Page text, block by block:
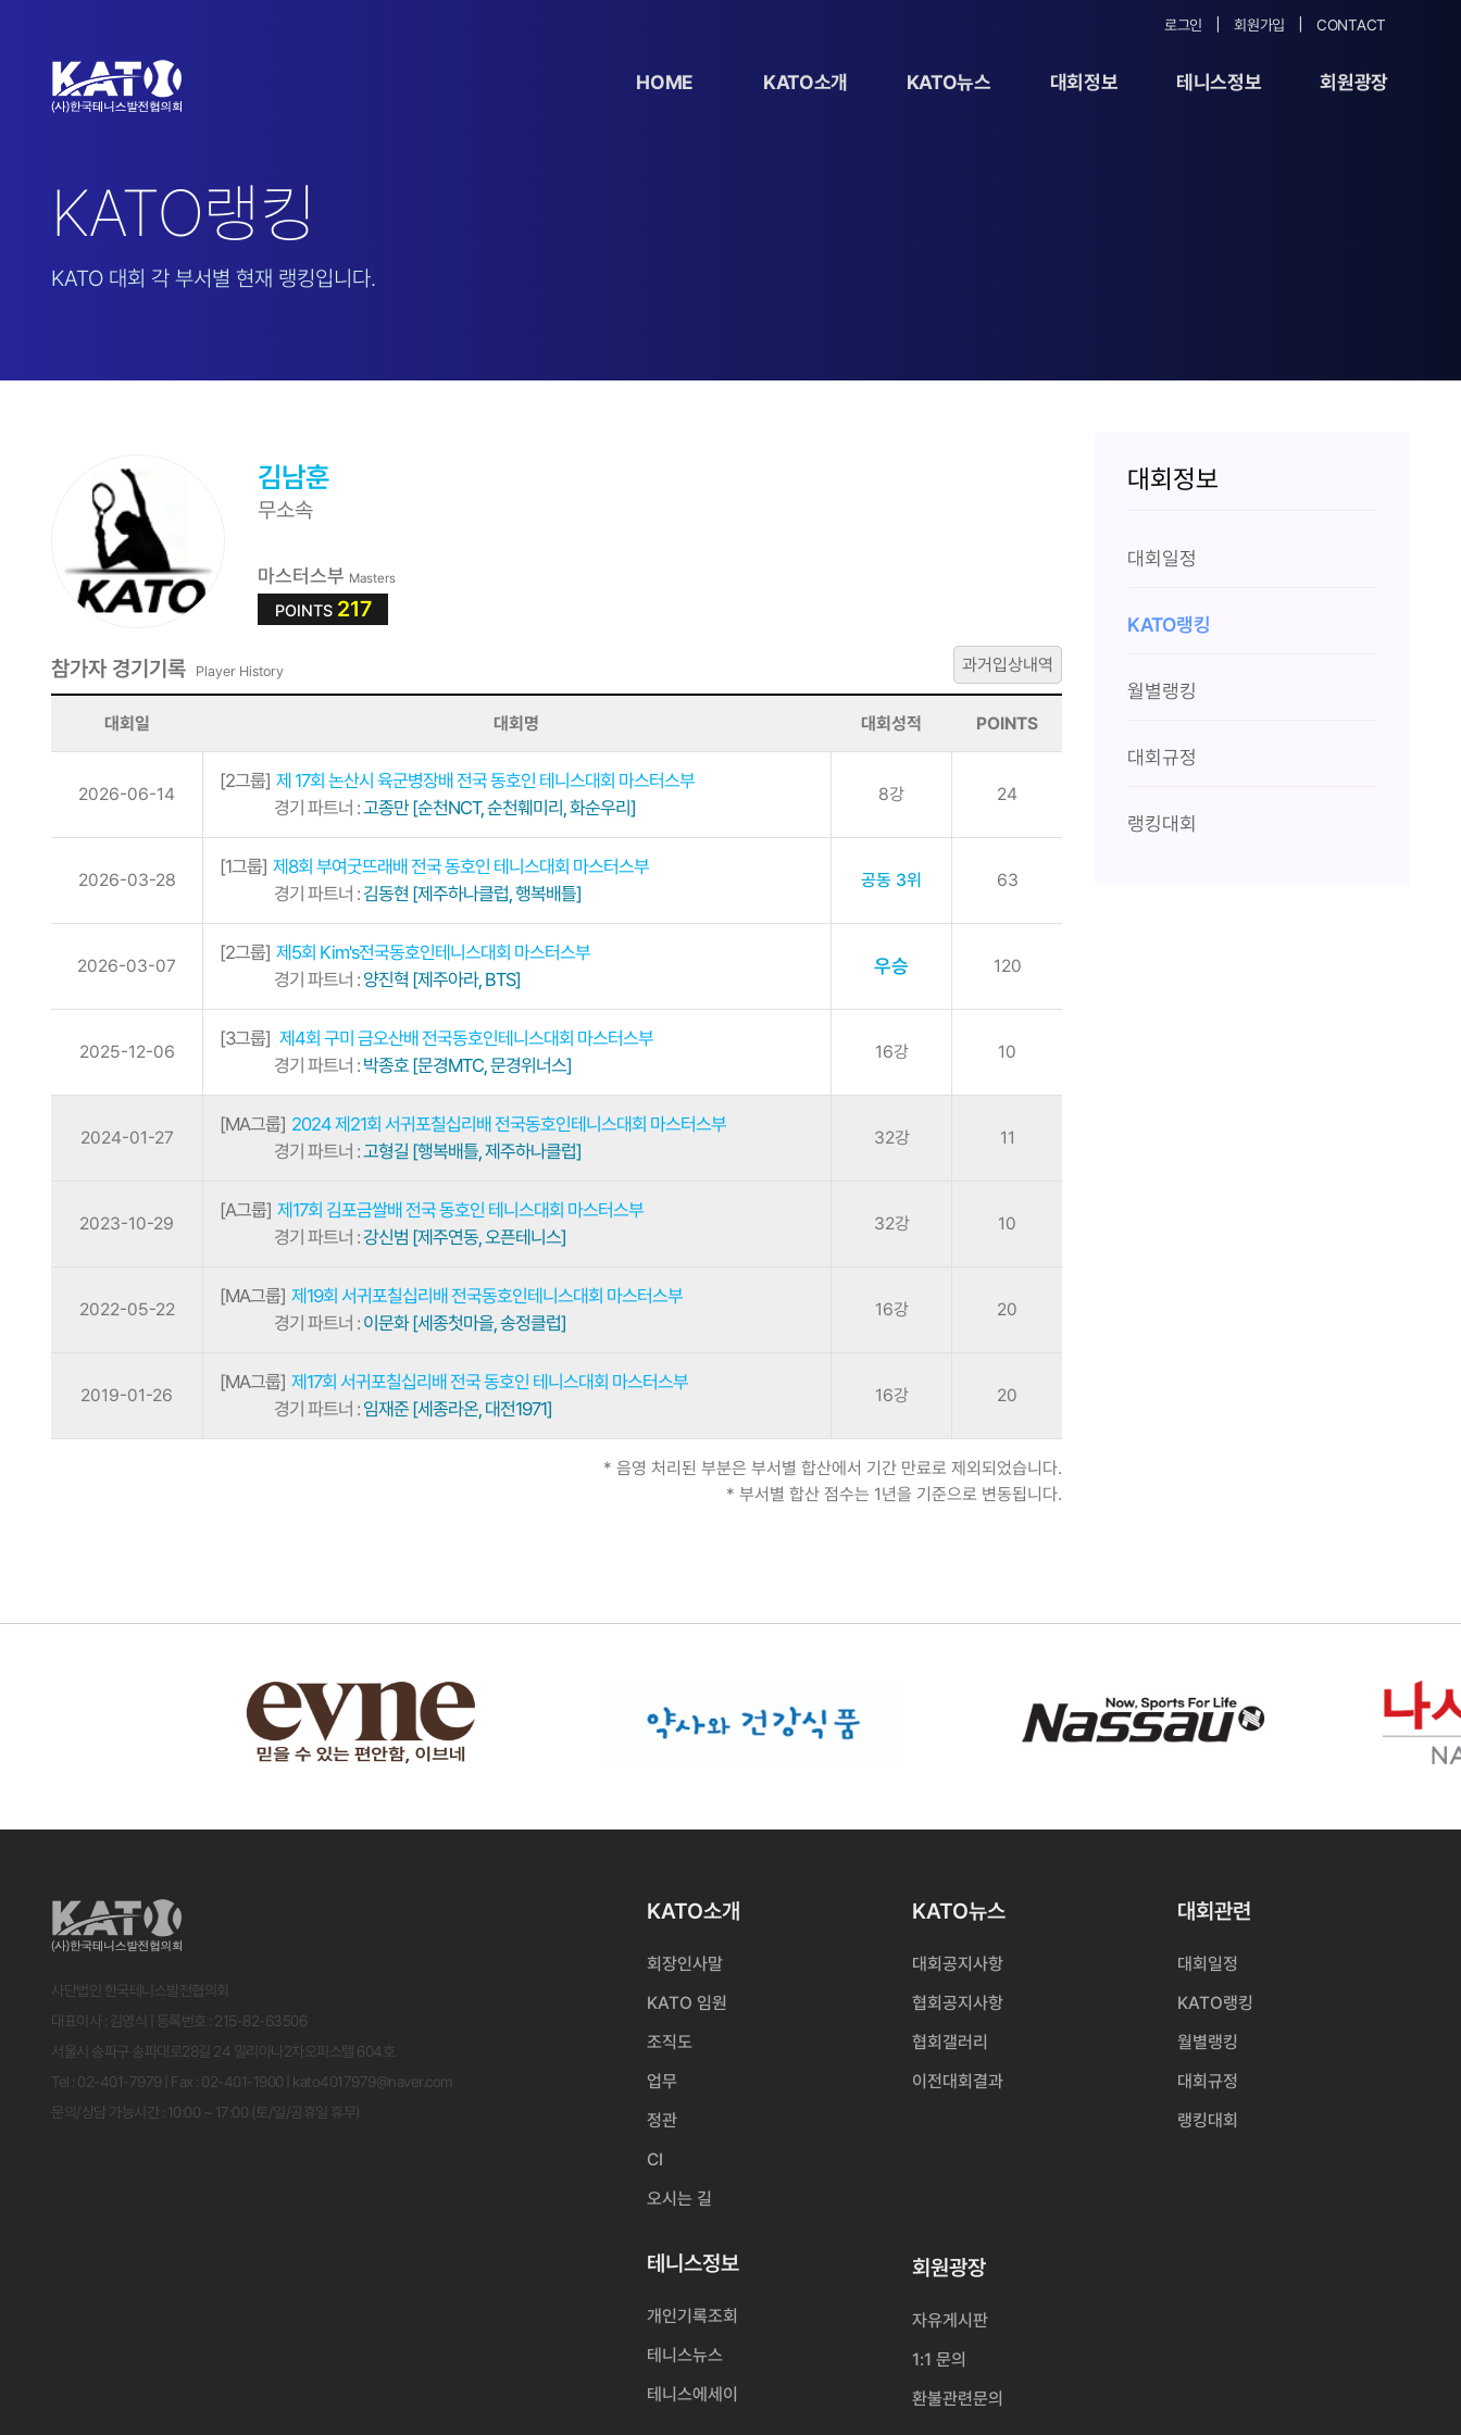
로그인 회원가입 CONTACT
HOME KATO소개 KATO뉴스 대회정보 테니스정보 회원광장
KATO랭킹
KATO 대회 각 부서별 현재 랭킹입니다.
김남훈
무소속
마스터스부 Masters
POINTS 217
참가자 경기기록 Player History 과거입상내역
대회일 대회명 대회성적 POINTS
2026-06-14
[2그룹] 제 17회 논산시 육군병장배 전국 동호인 테니스대회 마스터스부
경기 파트너 :고종만 [순천NCT, 순천훼미리, 화순우리]
8강 24
2026-03-28
[1그룹] 제8회 부여굿뜨래배 전국 동호인 테니스대회 마스터스부
경기 파트너 : 김동현 [제주하나클럽, 행복배틀]
공동 3위 63
2026-03-07
[2그룹] 제5회 Kim's전국동호인테니스대회 마스터스부
경기 파트너 : 양진혁 [제주아라, BTS]
우승 120
2025-12-06
[3그룹] 제4회 구미 금오산배 전국동호인테니스대회 마스터스부
경기 파트너 : 박종호 [문경MTC, 문경위너스]
16강 10
2024-01-27
[MA그룹] 2024 제21회 서귀포칠십리배 전국동호인테니스대회 마스터스부
경기 파트너 :고형길 [행복배틀, 제주하나클럽]
32강 11
2023-10-29
[A그룹] 제17회 김포금쌀배 전국 동호인 테니스대회 마스터스부
경기 파트너 :강신범 [제주연동, 오픈테니스]
32강 10
2022-05-22
[MA그룹] 제19회 서귀포칠십리배 전국동호인테니스대회 마스터스부
경기 파트너 : 이문화 [세종첫마을, 송정클럽]
16강 20
2019-01-26
[MA그룹] 제17회 서귀포칠십리배 전국 동호인 테니스대회 마스터스부
경기 파트너 : 임재준 [세종라온, 대전1971]
16강 20
* 음영 처리된 부분은 부서별 합산에서 기간 만료로 제외되었습니다.
* 부서별 합산 점수는 1년을 기준으로 변동됩니다.
대회정보
대회일정
KATO랭킹
월별랭킹
대회규정
랭킹대회
사단법인 한국테니스발전협의회
대표이사 : 김영식 | 등록번호 : 215-82-63506
서울시 송파구 송파대로28길 24 밀리아나2차오피스텔 604호
Tel : 02-401-7979 | Fax : 02-401-1900 | kato4017979@naver.com
문의/상담 가능시간 : 10:00 ~ 17:00 (토/일/공휴일 휴무)
KATO소개
회장인사말
KATO 임원
조직도
업무
정관
CI
오시는 길
테니스정보
개인기록조회
테니스뉴스
테니스에세이
KATO뉴스
대회공지사항
협회공지사항
협회갤러리
이전대회결과
회원광장
자유게시판
1:1 문의
환불관련문의
대회관련
대회일정
KATO랭킹
월별랭킹
대회규정
랭킹대회